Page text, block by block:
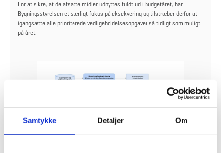
Samtykke Detaljer Om
For at sikre, at de afsatte midler udnyttes fuldt ud i budgetåret, har
Bygningsstyrelsen et særligt fokus på eksekvering og tilstræber derfor at
igangsætte alle prioriterede vedligeholdelsesopgaver så tidligt som muligt
på året.